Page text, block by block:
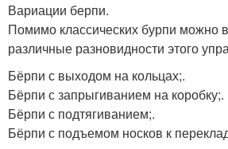
Вариации берпи.
Помимо классических бурпи можно
различные разновидности этого
Бёрпи с выходом на кольцах;.
Бёрпи с запрыгиванием на коробку;.
Бёрпи с подтягиванием;.
Бёрпи с подъемом носков к